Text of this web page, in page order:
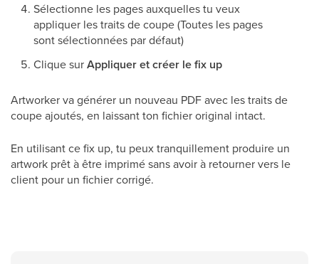
Sélectionne les pages auxquelles tu veux
appliquer les traits de coupe (Toutes les pages
sont sélectionnées par défaut)
Clique surAppliquer et créer le fix up
Artworker va générer un nouveau PDF avec les traits de
coupe ajoutés, en laissant ton fichier original intact.
En utilisant ce fix up, tu peux tranquillement produire un
artwork prêt à être imprimé sans avoir à retourner vers le
client pour un fichier corrigé.